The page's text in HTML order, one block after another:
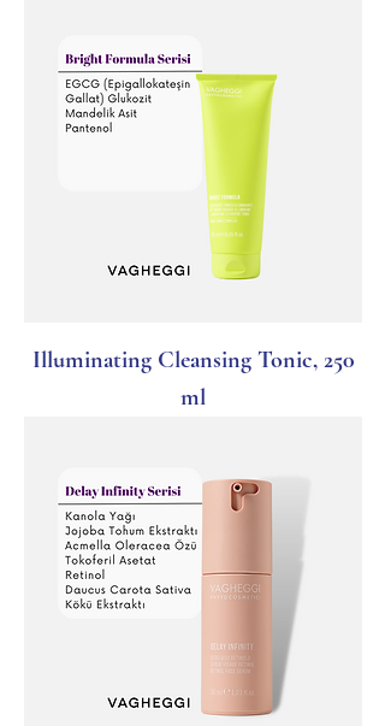
Illuminating Cleansing Tonic, 250
ml